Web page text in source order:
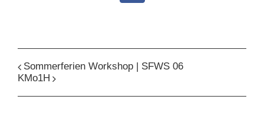
Sommerferien Workshop | SFWS 06
KMo1H